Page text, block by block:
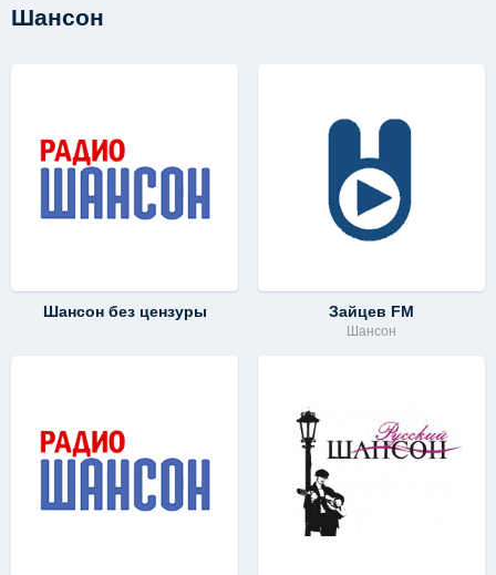
Шансон
Шансон без цензуры Зайцев FM
Шансон